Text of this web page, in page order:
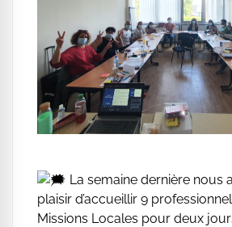
La semaine dernière nous
plaisir d’accueillir 9
Missions Locales pour deux